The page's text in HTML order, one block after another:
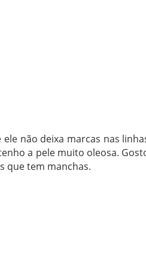
não deixa marcas nas
a pele muito oleosa.
que tem manchas.